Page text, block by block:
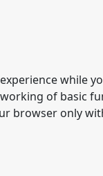
while
of basic
browser only